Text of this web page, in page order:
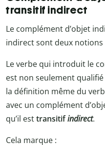
transitif indirect
Le complément d’objet
indirect sont deux notions
Le verbe qui introduit le
est non seulement
la définition même du
avec un complément
qu’il esttransitifindirect.
Cela marque :